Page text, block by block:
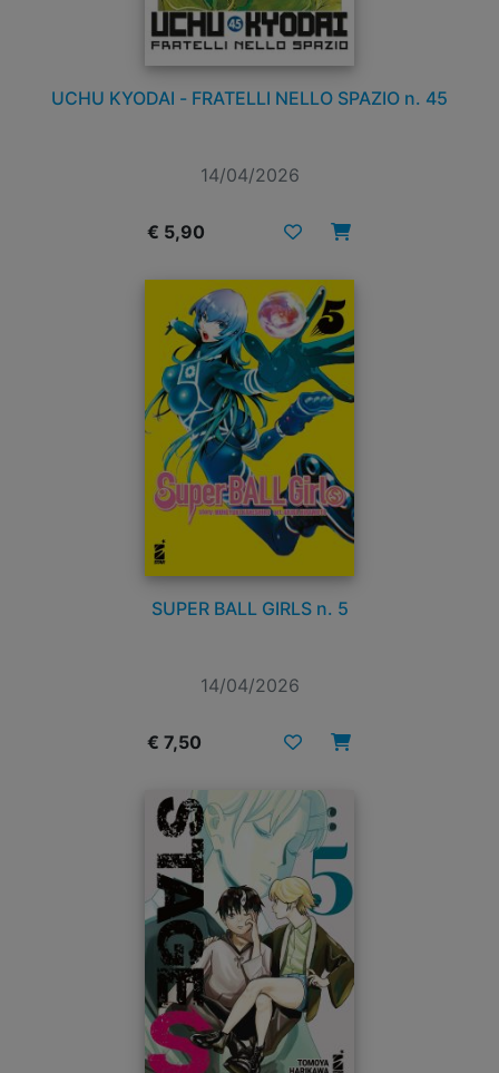
UCHU KYODAI - FRATELLI NELLO SPAZIO n. 45
14/04/2026
€ 5,90
SUPER BALL GIRLS n. 5
14/04/2026
€ 7,50